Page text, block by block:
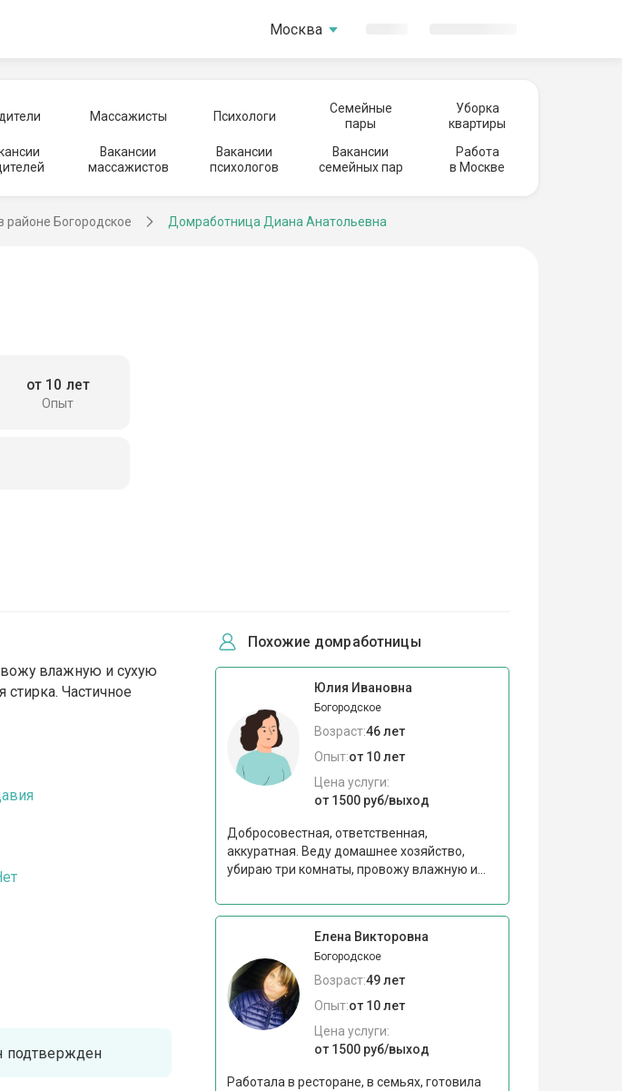
Москва
Массажисты Психологи
Семейные
пары
Уборка
квартиры
Вакансии
массажистов
Вакансии
психологов
Вакансии
семейных пар
Работа
в Москве
Богородское Домработница Диана Анатольевна
Опыт
от 10 лет
влажную и сухую
Частичное
подтвержден
Похожие домработницы
Юлия Ивановна
Богородское
Возраст:46 лет
Опыт:от 10 лет
Цена услуги:
от 1500 руб/выход
Добросовестная, ответственная,
аккуратная. Веду домашнее хозяйство,
убираю три комнаты, провожу влажную и...
Елена Викторовна
Богородское
Возраст:49 лет
Опыт:от 10 лет
Цена услуги:
от 1500 руб/выход
Работала в ресторане, в семьях, готовила